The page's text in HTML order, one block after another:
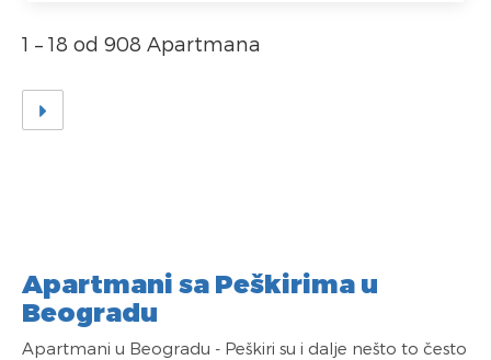
1 – 18 od 908 Apartmana
Apartmani sa Peškirima u
Beogradu
Apartmani u Beogradu - Peškiri su i dalje nešto to često